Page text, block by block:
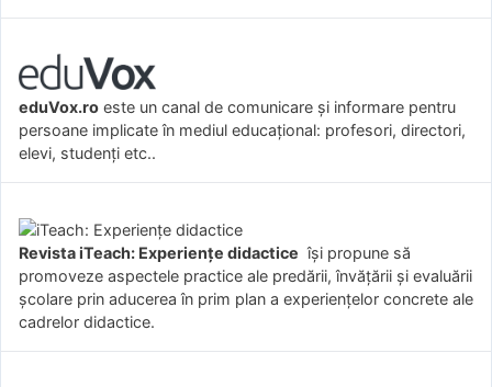
eduVox.ro este un canal de comunicare și informare pentru
persoane implicate în mediul educațional: profesori, directori,
elevi, studenți etc..
Revista iTeach: Experienţe didactice îşi propune să
promoveze aspectele practice ale predării, învăţării şi evaluării
şcolare prin aducerea în prim plan a experienţelor concrete ale
cadrelor didactice.